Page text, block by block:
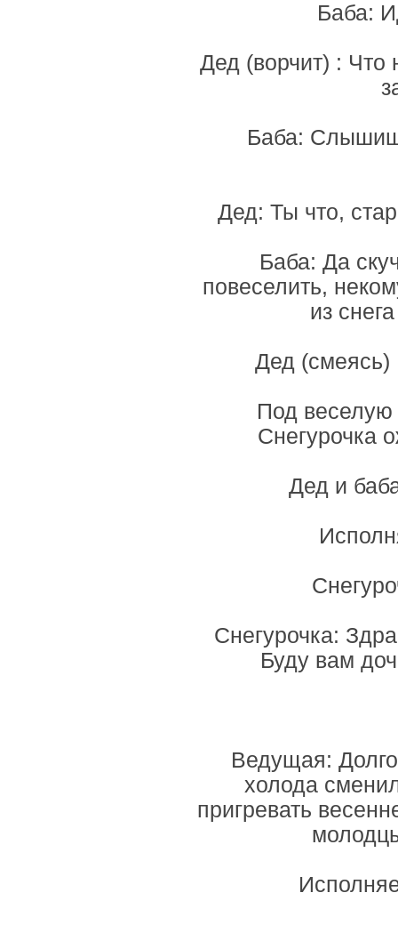
Баба:
Дед (ворчит) : Что
Баба:
Дед: Ты что,
Баба: Да
повеселить,
из
Дед (смеясь)
Под веселую
Снегурочка
Дед и
Снегурочка:
Буду вам
Ведущая:
холода
пригревать